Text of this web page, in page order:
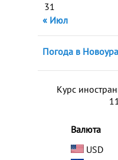
31
« Июл
Погода в
Курс
Валюта
USD